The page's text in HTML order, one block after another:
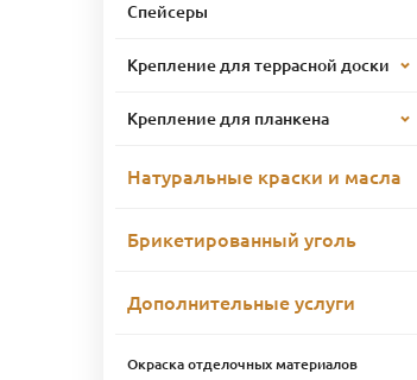
Спейсеры
Крепление для террасной доски
Крепление для планкена
Натуральные краски и масла
Брикетированный уголь
Дополнительные услуги
Окраска отделочных материалов